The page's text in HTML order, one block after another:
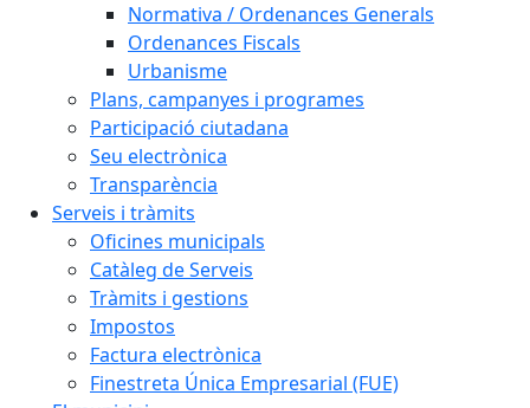
Normativa / Ordenances Generals
Ordenances Fiscals
Urbanisme
Plans, campanyes i programes
Participació ciutadana
Seu electrònica
Transparència
Serveis i tràmits
Oficines municipals
Catàleg de Serveis
Tràmits i gestions
Impostos
Factura electrònica
Finestreta Única Empresarial (FUE)